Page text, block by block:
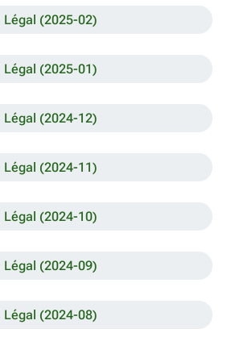
Légal (2025-02)
Légal (2025-01)
Légal (2024-12)
Légal (2024-11)
Légal (2024-10)
Légal (2024-09)
Légal (2024-08)